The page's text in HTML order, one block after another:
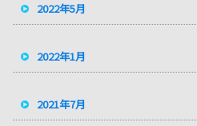
2022年5月
2022年1月
2021年7月